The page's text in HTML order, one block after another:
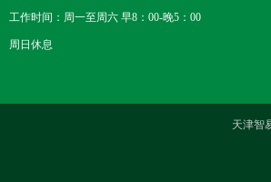
工作时间：周一至周六 早8：00-晚5：00
周日休息
天津智